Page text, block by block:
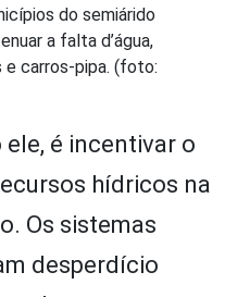
do semiárido
a falta d’água,
e carros-pipa. (foto:
é incentivar o
hídricos na
Os sistemas
desperdício